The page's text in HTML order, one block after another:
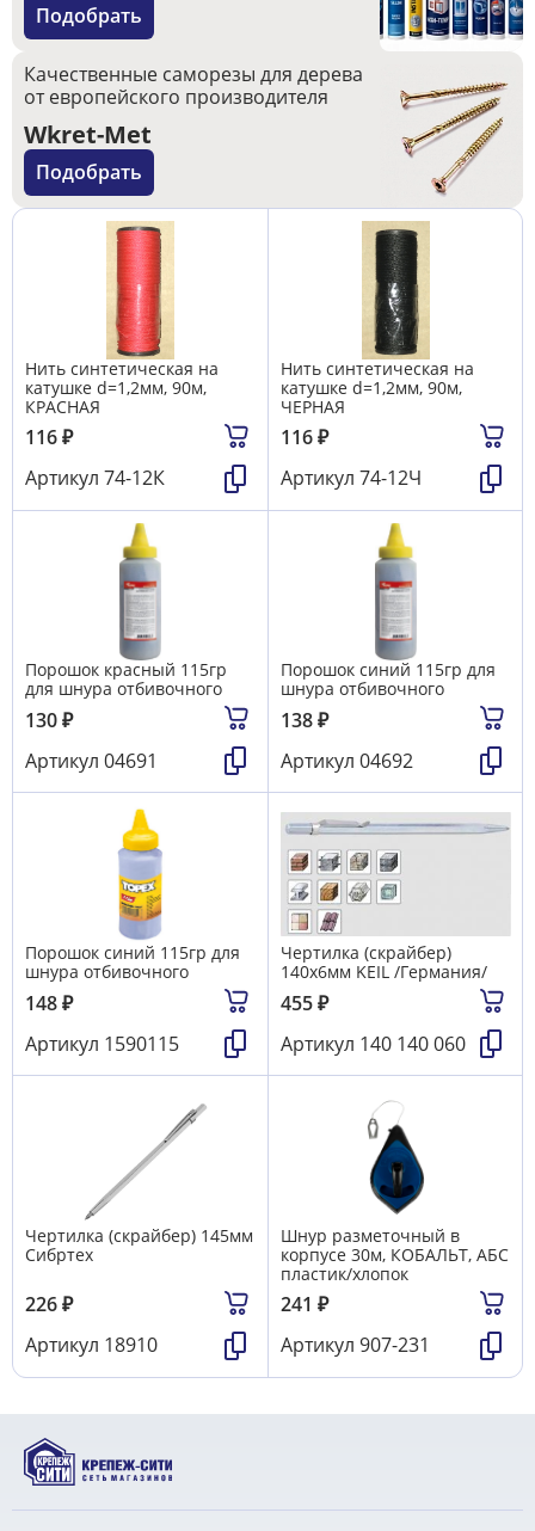
Подобрать
Качественные саморезы для дерева
от европейского производителя
Wkret-Met
Подобрать
Нить синтетическая на
катушке d=1,2мм, 90м,
КРАСНАЯ
116₽
Артикул 74-12К
Нить синтетическая на
катушке d=1,2мм, 90м,
ЧЕРНАЯ
116₽
Артикул 74-12Ч
Порошок красный 115гр
для шнура отбивочного
130₽
Артикул 04691
Порошок синий 115гр для
шнура отбивочного
138₽
Артикул 04692
Порошок синий 115гр для
шнура отбивочного
148₽
Артикул 1590115
Чертилка (скрайбер)
140х6мм KEIL /Германия/
455₽
Артикул 140 140 060
Чертилка (скрайбер) 145мм
Сибртех
226₽
Артикул 18910
Шнур разметочный в
корпусе 30м, КОБАЛЬТ, АБС
пластик/хлопок
241 ₽
Артикул 907-231